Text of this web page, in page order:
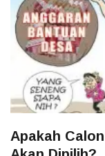
Apakah